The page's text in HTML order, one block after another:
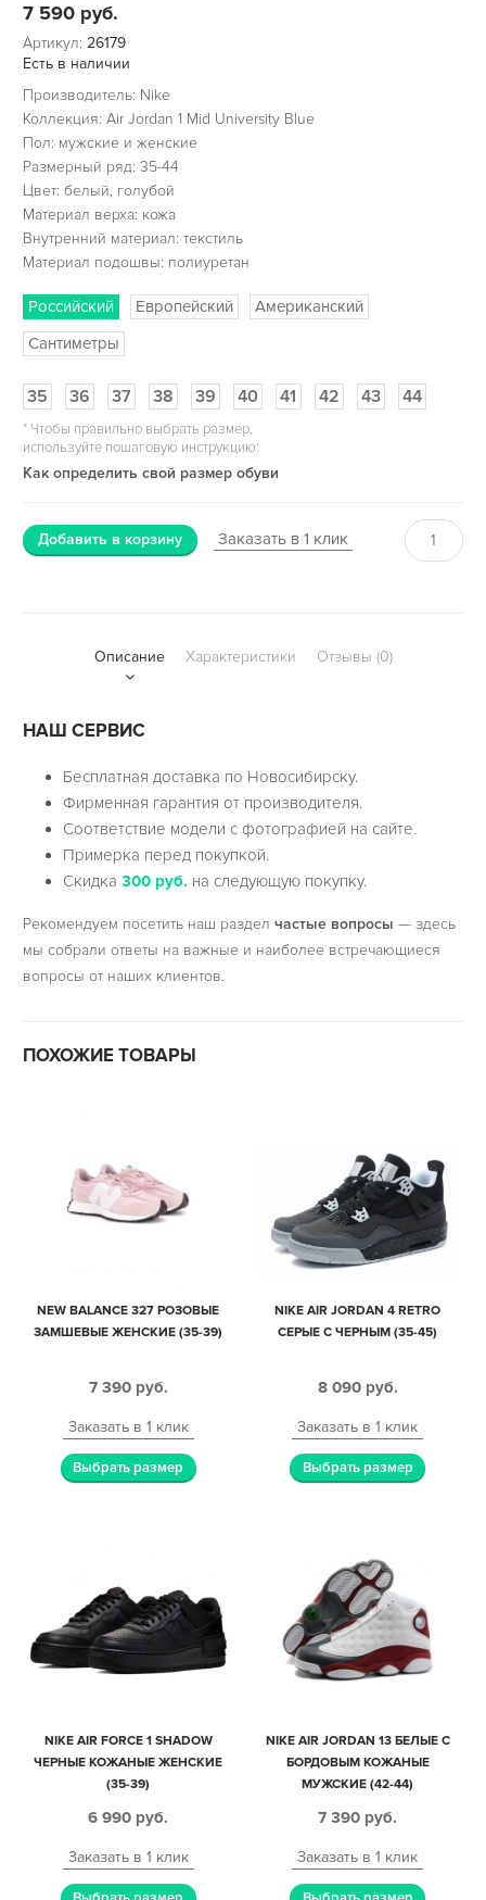
7 590 руб.
Артикул: 26179
Есть в наличии
Производитель: Nike
Коллекция: Air Jordan 1 Mid University Blue
Пол: мужские и женские
Размерный ряд: 35-44
Цвет: белый, голубой
Материал верха: кожа
Внутренний материал: текстиль
Материал подошвы: полиуретан
Российский Европейский
Американский
Сантиметры
35 36 37 38 39 40 41 42 43 44
*Чтобы правильно выбрать размер,
используйте пошаговую инструкцию:
Как определить свой размер обуви
Добавить в корзину Заказать в 1 клик
Описание Характеристики Отзывы (0)
НАШ СЕРВИС
Бесплатная доставка по Новосибирску.
Фирменная гарантия от производителя.
Соответствие модели с фотографией на сайте.
Примерка перед покупкой.
Скидка300 руб. на следующую покупку.
Рекомендуем посетить наш раздел частые вопросы — здесь
мы собрали ответы на важные и наиболее встречающиеся
вопросы от наших клиентов.
ПОХОЖИЕ ТОВАРЫ
NEW BALANCE 327 РОЗОВЫЕ
ЗАМШЕВЫЕ ЖЕНСКИЕ (35-39)
7 390 руб.
Заказать в 1 клик
Выбрать размер
NIKE AIR JORDAN 4 RETRO
СЕРЫЕ С ЧЕРНЫМ (35-45)
8 090 руб.
Заказать в 1 клик
Выбрать размер
NIKE AIR FORCE 1 SHADOW
ЧЕРНЫЕ КОЖАНЫЕ ЖЕНСКИЕ
(35-39)
6 990 руб.
Заказать в 1 клик
NIKE AIR JORDAN 13 БЕЛЫЕ С
БОРДОВЫМ КОЖАНЫЕ
МУЖСКИЕ (42-44)
7 390 руб.
Заказать в 1 клик